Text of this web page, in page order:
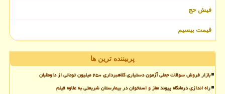
فیش حج
قیمت بیسیم
پربیننده ترین ها
بازار فروش سوالات جعلی آزمون دستیاری کلاهبرداری ۲۵۰ میلیون تومانی از داوطلبان
راه اندازی درمانگاه پیوند مغز و استخوان در بیمارستان شریعتی به علاوه فیلم